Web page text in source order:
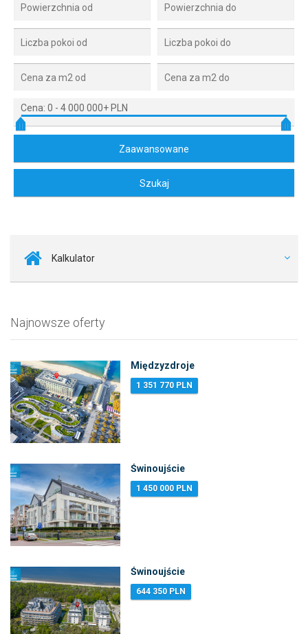
Cena: 0 - 4 000 000+ PLN
Kalkulator
Najnowsze oferty
Międzyzdroje
1 351 770 PLN
Świnoujście
1 450 000 PLN
Świnoujście
644 350 PLN